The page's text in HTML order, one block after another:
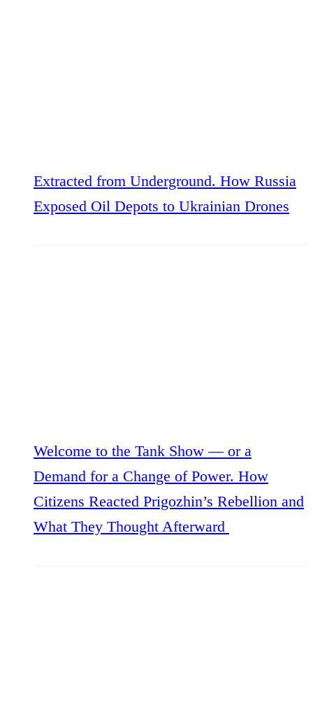
Extracted from Underground. How Russia
Exposed Oil Depots to Ukrainian Drones
Welcome to the Tank Show — or a
Demand for a Change of Power. How
Citizens Reacted Prigozhin’s Rebellion and
What They Thought Afterward